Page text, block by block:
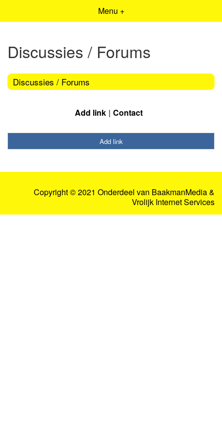
Menu +
Discussies / Forums
Discussies / Forums
Add link Contact
Add link
Copyright © 2021 Onderdeel van BaakmanMedia&
Vrolijk Internet Services